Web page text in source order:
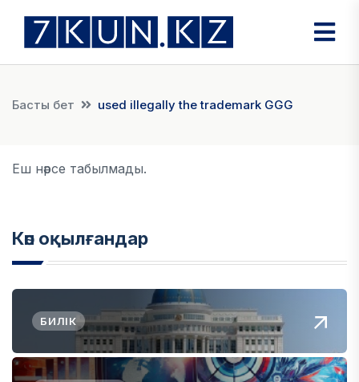
Басты бет used illegally the trademark GGG
Еш нәрсе табылмады.
Көп оқылғандар
БИЛІК